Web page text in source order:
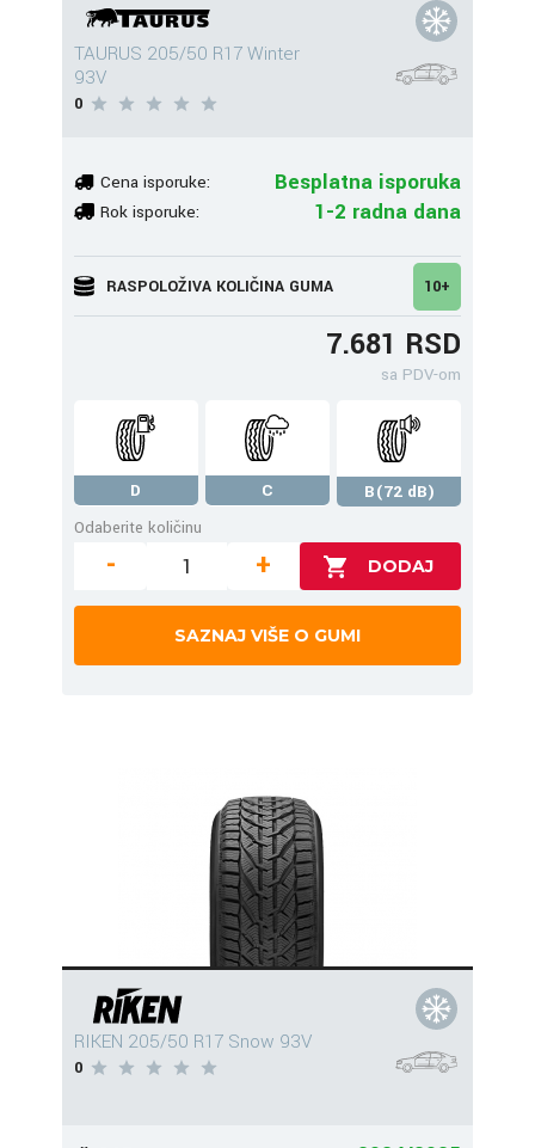
TAURUS 205/50 R17 Winter
93V
0
Cena isporuke: Besplatna isporuka
Rok isporuke: 1-2 radna dana
RASPOLOŽIVA KOLIČINA GUMA 10+
7.681 RSD
sa PDV-om
D C
B(72 dB)
Odaberite količinu
- +
SAZNAJ VIŠE O GUMI
RIKEN 205/50 R17 Snow 93V
0